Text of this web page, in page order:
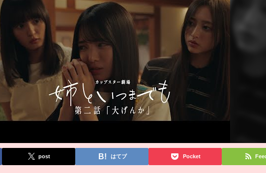
post はてブ Pocket